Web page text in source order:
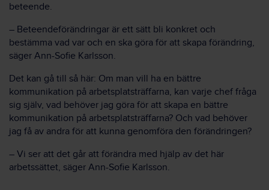
beteende.
– Beteendeförändringar är ett sätt bli konkret och
bestämma vad var och en ska göra för att skapa förändring,
säger Ann-Sofie Karlsson.
Det kan gå till så här: Om man vill ha en bättre
kommunikation på arbetsplatsträffarna, kan varje chef fråga
sig själv, vad behöver jag göra för att skapa en bättre
kommunikation på arbetsplatsträffarna? Och vad behöver
jag få av andra för att kunna genomföra den förändringen?
– Vi ser att det går att förändra med hjälp av det här
arbetssättet, säger Ann-Sofie Karlsson.